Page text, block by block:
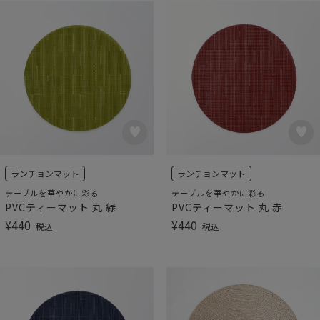
ランチョンマット
テーブルを華やかに彩る
PVCティーマット 丸 緑
¥440 税込
ランチョンマット
テーブルを華やかに彩る
PVCティーマット 丸 赤
¥440 税込